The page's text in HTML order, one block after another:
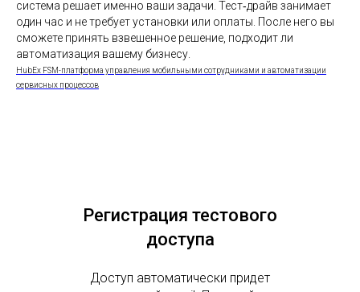
система решает именно ваши задачи. Тест‑драйв занимает
один час и не требует установки или оплаты. После него вы
сможете принять взвешенное решение, подходит ли
автоматизация вашему бизнесу.
HubEx FSM-платформа управления мобильными сотрудниками и автоматизации
сервисных процессов
Регистрация тестового
доступа
Доступ автоматически придет